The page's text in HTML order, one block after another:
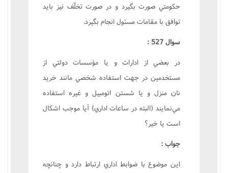
حکومتي صورت بگيرد و در صورت تخلّف نيز بايد
توافق با مقامات مسئول انجام بگيرد.
سوال 527 :
در بعضي از ادارات و يا مؤسسات دولتي از
مستخدمين در جهت استفاده شخصي مانند خريد
نان منزل و يا شستن اتومبيل و غيره استفاده
مي‌نمايند (البته در ساعات اداري) آيا موجب اشکال
است يا خير؟
جواب :
اين موضوع با ضوابط اداري ارتباط دارد و چنانچه